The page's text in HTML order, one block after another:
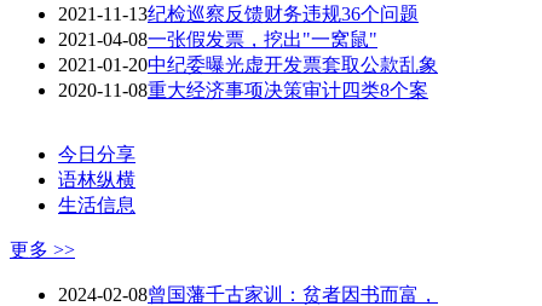
2021-11-13纪检巡察反馈财务违规36个问题
2021-04-08一张假发票，挖出"一窝鼠"
2021-01-20中纪委曝光虚开发票套取公款乱象
2020-11-08重大经济事项决策审计四类8个案
今日分享
语林纵横
生活信息
更多 >>
2024-02-08曾国藩千古家训：贫者因书而富，